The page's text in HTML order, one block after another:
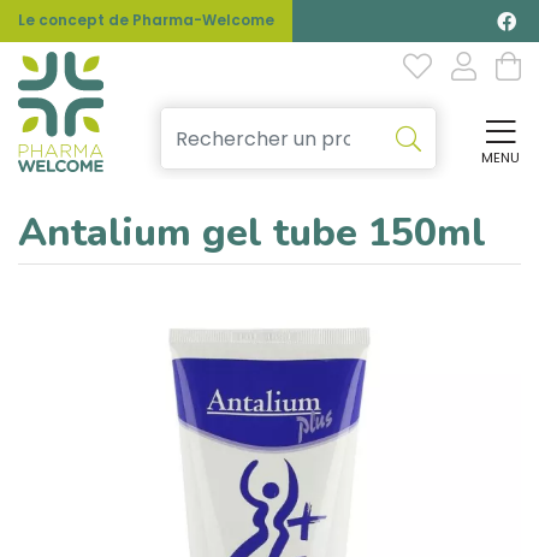
Le concept de Pharma-Welcome
MENU
Antalium gel tube 150ml